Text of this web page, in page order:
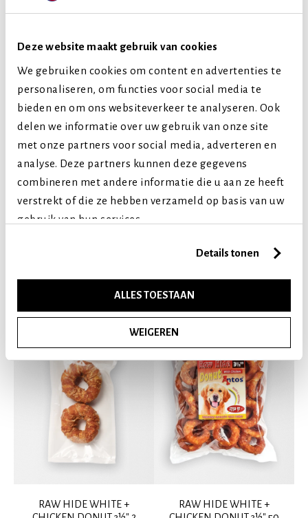
Deze website maakt gebruik van cookies
We gebruiken cookies om content en advertenties te
personaliseren, om functies voor social media te
bieden en om ons websiteverkeer te analyseren. Ook
delen we informatie over uw gebruik van onze site
met onze partners voor social media, adverteren en
analyse. Deze partners kunnen deze gegevens
combineren met andere informatie die u aan ze heeft
verstrekt of die ze hebben verzameld op basis van uw
gebruik van hun services.
Details tonen
ALLES TOESTAAN
WEIGEREN
Smaak
Rund
Hondenras
Middelgrote honden
Grote honden
Extra grote honden
Levensfase
Puppy (tot 1 jaar)
Volwassen (2-7 jaar)
Senior (8+ jaar)
RAW HIDE WHITE +
RAW HIDE WHITE +